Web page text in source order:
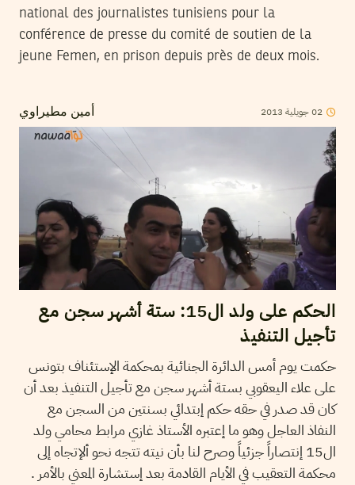
national des journalistes tunisiens pour la
conférence de presse du comité de soutien de la
jeune Femen, en prison depuis près de deux mois.
أمين مطيراوي 02جويلية 2013
الحكم على ولد ال15: ستة أشهر سجن مع
تأجيل التنفيذ
حكمت يوم أمس الدائرة الجنائية بمحكمة الإستئناف بتونس
على علاء اليعقوبي بستة أشهر سجن مع تأجيل التنفيذ بعد أن
كان قد صدر في حقه حكم إبتدائي بسنتين من السجن مع
النفاذ العاجل وهو ما إعتبره الأستاذ غازي مرابط محامي ولد
ال15 إنتصاراً جزئياً وصرح لنا بأن نيته تتجه نحو ألإتجاه إلى
محكمة التعقيب في الأيام القادمة بعد إستشارة المعني بالأمر .